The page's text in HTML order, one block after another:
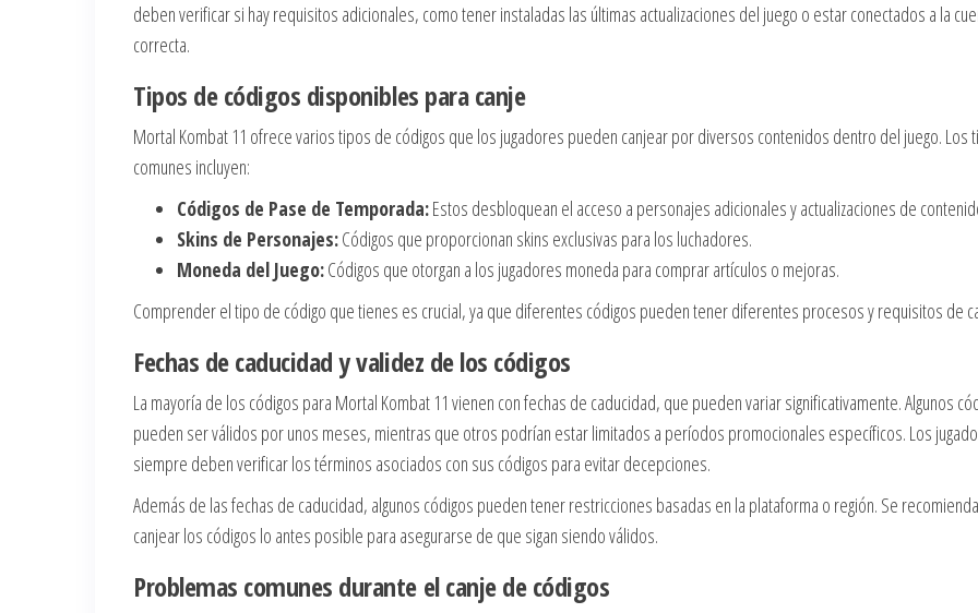
deben verificar si hay requisitos adicionales, como tener instaladas las últimas actualizaciones del juego o estar conectados a la
correcta.
Tipos de códigos disponibles para canje
Mortal Kombat 11 ofrece varios tipos de códigos que los jugadores pueden canjear por diversos contenidos dentro del juego. Los
comunes incluyen:
Códigos de Pase de Temporada:Estos desbloquean el acceso a personajes adicionales y actualizaciones de
Skins de Personajes:Códigos que proporcionan skins exclusivas para los luchadores.
Moneda del Juego:Códigos que otorgan a los jugadores moneda para comprar artículos o mejoras.
Comprender el tipo de código que tienes es crucial, ya que diferentes códigos pueden tener diferentes procesos y requisitos de
Fechas de caducidad y validez de los códigos
La mayoría de los códigos para Mortal Kombat 11 vienen con fechas de caducidad, que pueden variar significativamente. Algunos
pueden ser válidos por unos meses, mientras que otros podrían estar limitados a períodos promocionales específicos. Los
siempre deben verificar los términos asociados con sus códigos para evitar decepciones.
Además de las fechas de caducidad, algunos códigos pueden tener restricciones basadas en la plataforma o región. Se recomienda
canjear los códigos lo antes posible para asegurarse de que sigan siendo válidos.
Problemas comunes durante el canje de códigos